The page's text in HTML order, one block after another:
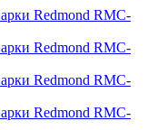
Redmond RMC-
Redmond RMC-
Redmond RMC-
Redmond RMC-